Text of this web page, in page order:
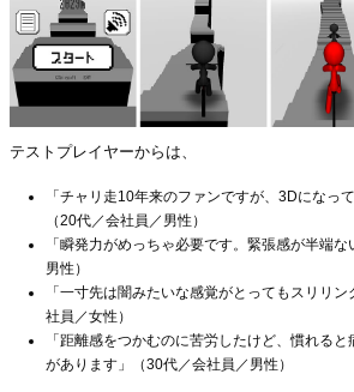
テストプレイヤーからは、
「チャリ走10年来のファンですが、3Dになっ
（20代／会社員／男性）
「瞬発力がめっちゃ必要です。緊張感が半端
男性）
「一寸先は闇みたいな感覚がとってもスリリ
社員／女性）
「距離感をつかむのに苦労したけど、慣れる
があります」（30代／会社員／男性）